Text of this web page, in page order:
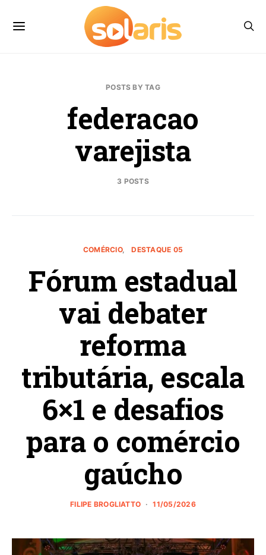
POSTS BY TAG
federacao
varejista
3 POSTS
COMÉRCIO DESTAQUE 05
Fórum estadual
vai debater
reforma
tributária, escala
6×1 e desafios
para o comércio
gaúcho
FILIPE BROGLIATTO 11/05/2026